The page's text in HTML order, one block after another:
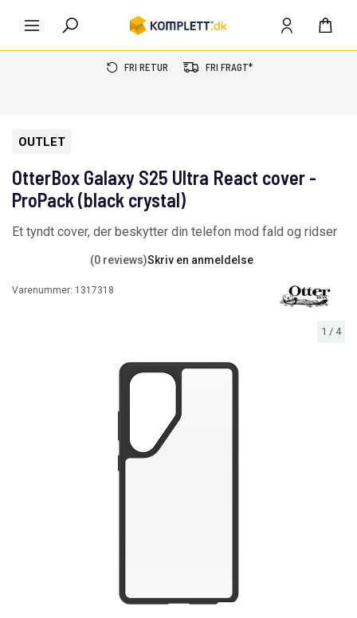
FRI RETUR FRI FRAGT*
1 / 4
OUTLET
OtterBox Galaxy S25 Ultra React cover -
ProPack (black crystal)
Et tyndt cover, der beskytter din telefon mod fald og ridser
(0 reviews)Skriv en anmeldelse
Varenummer: 1317318